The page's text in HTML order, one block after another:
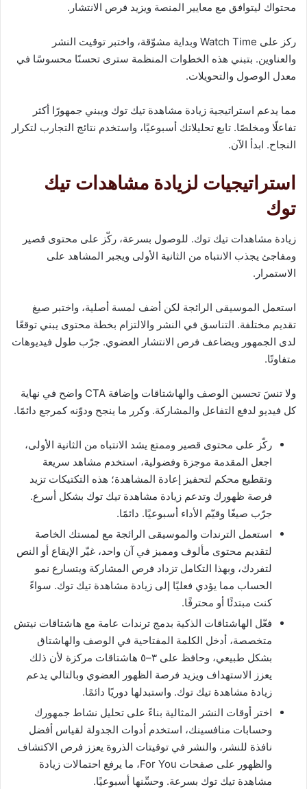
محتواك ليتوافق مع معايير المنصة ويزيد فرص الانتشار.
ركز على Watch Time وبداية مشوّقة، واختبر توقيت النشر
والعناوين. بتبني هذه الخطوات المنظمة سترى تحسنًا محسوسًا في
معدل الوصول والتحويلات.
مما يدعم استراتيجية زيادة مشاهدة تيك توك ويبني جمهورًا أكثر
تفاعلًا ومخلصًا. تابع تحليلاتك أسبوعيًا، واستخدم نتائج التجارب لتكرار
النجاح. ابدأ الآن.
استراتيجيات لزيادة مشاهدات تيك
توك
زيادة مشاهدات تيك توك. للوصول بسرعة، ركّز على محتوى قصير
ومفاجئ يجذب الانتباه من الثانية الأولى ويجبر المشاهد على
الاستمرار.
استعمل الموسيقى الرائجة لكن أضف لمسة أصلية، واختبر صيغ
تقديم مختلفة. التناسق في النشر والالتزام بخطة محتوى يبني توقعًا
لدى الجمهور ويضاعف فرص الانتشار العضوي. جرّب طول فيديوهات
متفاوتًا.
ولا تنسَ تحسين الوصف والهاشتاقات وإضافة CTA واضح في نهاية
كل فيديو لدفع التفاعل والمشاركة. وكرر ما ينجح ودوّنه كمرجع دائمًا.
ركّز على محتوى قصير وممتع يشد الانتباه من الثانية الأولى،
اجعل المقدمة موجزة وفضولية، استخدم مشاهد سريعة
وتقطيع محكم لتحفيز إعادة المشاهدة؛ هذه التكتيكات تزيد
فرصة ظهورك وتدعم زيادة مشاهدة تيك توك بشكل أسرع.
جرّب صيغًا وقيّم الأداء أسبوعيًا. دائمًا.
استعمل الترندات والموسيقى الرائجة مع لمستك الخاصة
لتقديم محتوى مألوف ومميز في آن واحد، غيّر الإيقاع أو النص
لتفردك، وبهذا التكامل تزداد فرص المشاركة ويتسارع نمو
الحساب مما يؤدي فعليًا إلى زيادة مشاهدة تيك توك. سواءً
كنت مبتدئًا أو محترفًا.
فعّل الهاشتاقات الذكية بدمج ترندات عامة مع هاشتاقات نيتش
متخصصة، أدخل الكلمة المفتاحية في الوصف والهاشتاق
بشكل طبيعي، وحافظ على ٣–٥ هاشتاقات مركزة لأن ذلك
يعزز الاستهداف ويزيد فرصة الظهور العضوي وبالتالي يدعم
زيادة مشاهدة تيك توك. واستبدلها دوريًا دائمًا.
اختر أوقات النشر المثالية بناءً على تحليل نشاط جمهورك
وحسابات منافسينك، استخدم أدوات الجدولة لقياس أفضل
نافذة للنشر، والنشر في توقيتات الذروة يعزز فرص الاكتشاف
والظهور على صفحات For You، ما يرفع احتمالات زيادة
مشاهدة تيك توك بسرعة. وحسِّنها أسبوعيًا.